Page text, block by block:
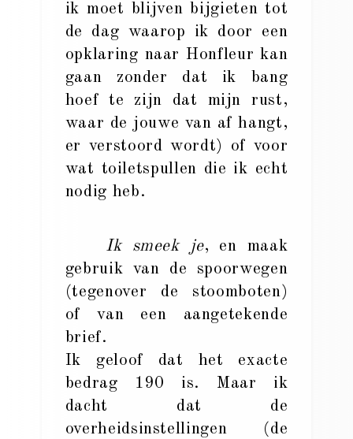
ik moet blijven bijgieten tot
de dag waarop ik door een
opklaring naar Honfleur kan
gaan zonder dat ik bang
hoef te zijn dat mijn rust,
waar de jouwe van af hangt,
er verstoord wordt) of voor
wat toiletspullen die ik echt
nodig heb.
Ik smeek je, en maak
gebruik van de spoorwegen
(tegenover de stoomboten)
of van een aangetekende
brief.
Ik geloof dat het exacte
bedrag 190 is. Maar ik
dacht dat de
overheidsinstellingen (de